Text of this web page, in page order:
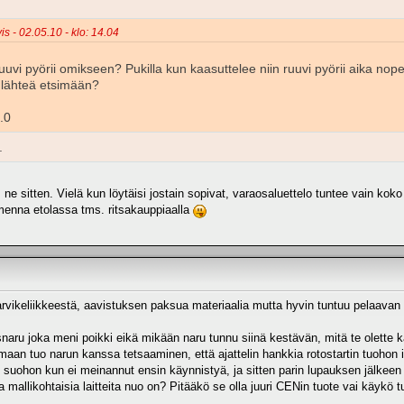
- 02.05.10 - klo: 14.04
pyörii omikseen? Pukilla kun kaasuttelee niin ruuvi pyörii aika
etsimään?
sitten. Vielä kun löytäisi jostain sopivat, varaosaluettelo tuntee vain
etolassa tms. ritsakauppiaalla
aavistuksen paksua materiaalia mutta hyvin tuntuu pelaavan
joka meni poikki eikä mikään naru tunnu siinä kestävän, mitä te olette
tuo narun kanssa tetsaaminen, että ajattelin hankkia rotostartin
kun ei meinannut ensin käynnistyä, ja sitten parin lupauksen
mallikohtaisia laitteita nuo on? Pitääkö se olla juuri CENin tuote vai käykö